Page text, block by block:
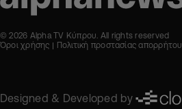
© 2026 Alpha TV Κύπρου. All rights reserved
Όροι χρήσης
Πολιτική προστασίας απορρήτου
Designed & Developed by